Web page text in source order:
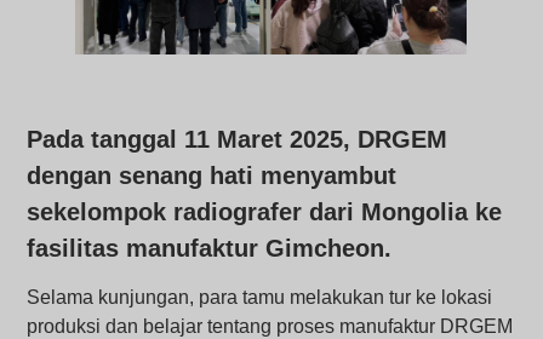
Pada tanggal 11 Maret 2025, DRGEM
dengan senang hati menyambut
sekelompok radiografer dari Mongolia ke
fasilitas manufaktur Gimcheon.
Selama kunjungan, para tamu melakukan tur ke lokasi
produksi dan belajar tentang proses manufaktur DRGEM